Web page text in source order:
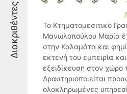
Διακριθέντες
Το Κτηματομεσιτικό
Μανωλοπούλου Μαρία
στην Καλαμάτα και
εκτενή του εμπειρία
εξειδίκευση στον χώρο
Δραστηριοποιείται
ολοκληρωμένες